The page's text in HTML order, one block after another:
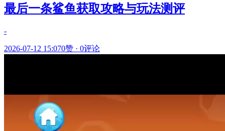
最后一条鲨鱼获取攻略与玩法测评
-
2026-07-12 15:070赞 · 0评论